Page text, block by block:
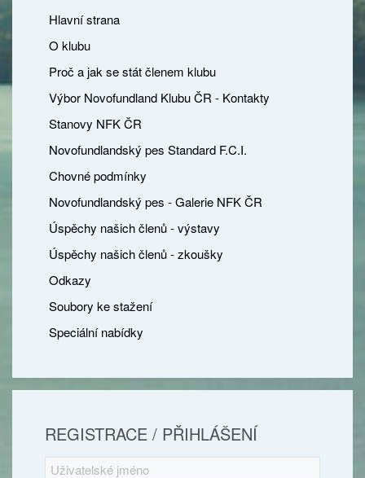
Hlavní strana
O klubu
Proč a jak se stát členem klubu
Výbor Novofundland Klubu ČR - Kontakty
Stanovy NFK ČR
Novofundlandský pes Standard F.C.I.
Chovné podmínky
Novofundlandský pes - Galerie NFK ČR
Úspěchy našich členů - výstavy
Úspěchy našich členů - zkoušky
Odkazy
Soubory ke stažení
Speciální nabídky
REGISTRACE / PŘIHLÁŠENÍ